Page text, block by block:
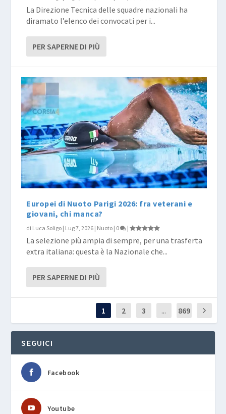
La Direzione Tecnica delle squadre nazionali ha
diramato l’elenco dei convocati per i...
PER SAPERNE DI PIÙ
Europei di Nuoto Parigi 2026: fra veterani e
giovani, chi manca?
di Luca Soligo | Lug 7, 2026 | Nuoto | 0 |
La selezione più ampia di sempre, per una trasferta
extra italiana: questa è la Nazionale che...
PER SAPERNE DI PIÙ
1 2 3 ... 869
SEGUICI
Facebook
Youtube